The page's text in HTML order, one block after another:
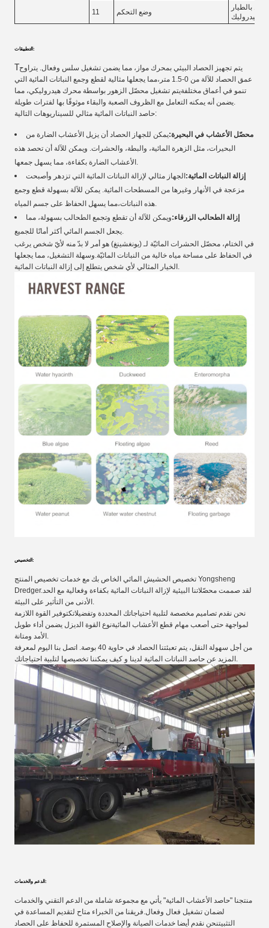
11 وضع التحكم
بالطيار
والهيدروليك
التطبيقات:
Tيتم تجهيز الحصاد البيئي بمحرك مواز، مما يضمن تشغيل سلس وفعال. يتراوح
عمق الحصاد للآلة من 0-1.5 متر،مما يجعلها مثالية لقطع وجمع النباتات المائية التي
تنمو في أعماق مختلفةيتم تشغيل محصّل الزهور بواسطة محرك هيدروليكي، مما
يضمن أنه يمكنه التعامل مع الظروف الصعبة والبقاء موثوقًا بها لفترات طويلة.
حاصد النباتات المائية مثالي للسيناريوهات التالية:
محصّل الأعشاب في البحيرة:يمكن للجهاز الحصاد أن يزيل الأعشاب الضارة من
البحيرات، مثل الزهرة المائية، والبطة، والحشرات. ويمكن للآلة أن تحصد هذه
الأعشاب الضارة بكفاءة، مما يسهل جمعها.
إزالة النباتات المائية: الجهاز مثالي لإزالة النباتات المائية التي تزدهر وأصبحت
مزعجة في الأنهار وغيرها من المسطحات المائية. يمكن للآلة بسهولة قطع وجمع
هذه النباتات،مما يسهل الحفاظ على جسم المياه.
إزالة الطحالب الزرقاء:ويمكن للآلة أن تقطع وتجمع الطحالب بسهولة، مما
يجعل الجسم المائي أكثر أمانًا للجميع.
في الختام، محصّل الحشرات المائيّة لـ (يونغشينغ) هو أمر لا بدّ منه لأيّ شخص يرغب
في الحفاظ على مساحة مياه خالية من النباتات المائيّة.وسهلة التشغيل، مما يجعلها
الخيار المثالي لأي شخص يتطلع إلى إزالة النباتات المائية.
التخصيص:
تخصيص الحشيش المائي الخاص بك مع خدمات تخصيص المنتج Yongsheng
Dredger.لقد صممت محصّلاتنا البيئية لإزالة النباتات المائية بكفاءة وفعالية مع الحد
الأدنى من التأثير على البيئة.
نحن نقدم تصاميم مخصصة لتلبية احتياجاتك المحددة وتفضيلاتكتوفير القوة اللازمة
لمواجهة حتى أصعب مهام قطع الأعشاب المائيةنوع القوة الديزل يضمن أداء طويل
الأمد ومتانة.
من أجل سهولة النقل، يتم تعبئتنا الحصاد في حاوية 40 بوصة. اتصل بنا اليوم لمعرفة
المزيد عن حاصد النباتات المائية لدينا و كيف يمكننا تخصيصها لتلبية احتياجاتك.
الدعم والخدمات:
منتجنا "حاصد الأعشاب المائية" يأتي مع مجموعة شاملة من الدعم التقني والخدمات
لضمان تشغيل فعال وفعال.فريقنا من الخبراء متاح لتقديم المساعدة في
التثبيتنحن نقدم أيضا خدمات الصيانة والإصلاح المستمرة للحفاظ على الحصاد